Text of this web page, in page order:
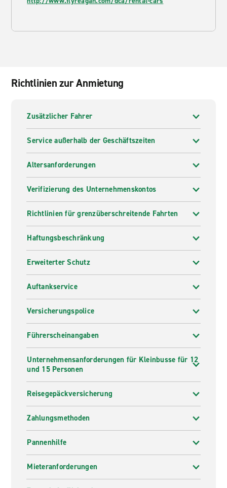
Richtlinien zur Anmietung
Zusätzlicher Fahrer
Service außerhalb der Geschäftszeiten
Altersanforderungen
Verifizierung des Unternehmenskontos
Richtlinien für grenzüberschreitende Fahrten
Haftungsbeschränkung
Erweiterter Schutz
Auftankservice
Versicherungspolice
Führerscheinangaben
Unternehmensanforderungen für Kleinbusse für 12
und 15 Personen
Reisegepäckversicherung
Zahlungsmethoden
Pannenhilfe
Mieteranforderungen